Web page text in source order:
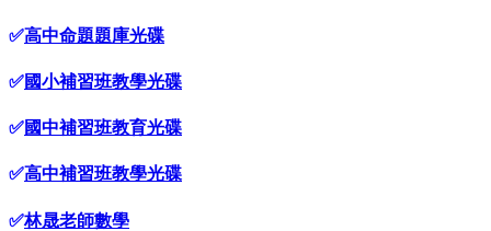
✅高中命題題庫光碟
✅國小補習班教學光碟
✅國中補習班教育光碟
✅高中補習班教學光碟
✅林晟老師數學